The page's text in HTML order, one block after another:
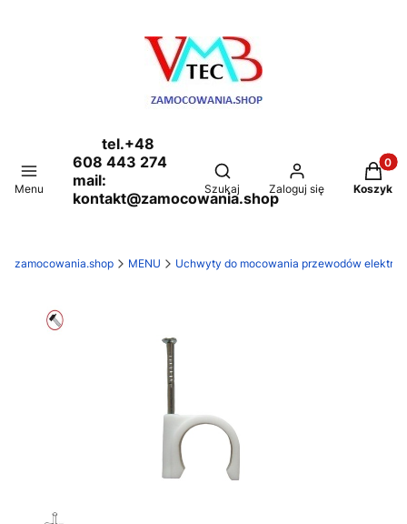
Menu
tel.+48
608 443 274
mail:
kontakt@zamocowania.shop
Otwórz wyszukiwarkę
Szukaj Zaloguj się Koszyk
zamocowania.shop MENU Uchwyty do mocowania przewodów